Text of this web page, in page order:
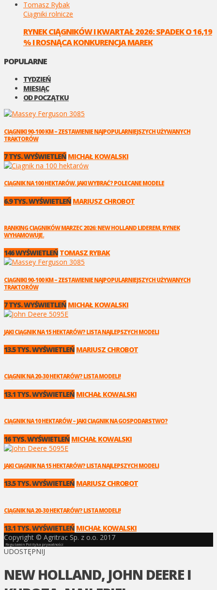
Tomasz Rybak
Ciągniki rolnicze
RYNEK CIĄGNIKÓW I KWARTAŁ 2026: SPADEK O 16,19
% I ROSNĄCA KONKURENCJA MAREK
POPULARNE
TYDZIEŃ
MIESIĄC
OD POCZĄTKU
CIĄGNIKI 90-100 KM – ZESTAWIENIE NAJPOPULARNIEJSZYCH UŻYWANYCH
TRAKTORÓW
7 TYS. WYŚWIETLEŃ MICHAŁ KOWALSKI
CIĄGNIK NA 100 HEKTARÓW. JAKI WYBRAĆ? POLECANE MODELE
6.9 TYS. WYŚWIETLEŃ MARIUSZ CHROBOT
RANKING CIĄGNIKÓW MARZEC 2026: NEW HOLLAND LIDEREM, RYNEK
WYHAMOWUJE.
146 WYŚWIETLEŃ TOMASZ RYBAK
CIĄGNIKI 90-100 KM – ZESTAWIENIE NAJPOPULARNIEJSZYCH UŻYWANYCH
TRAKTORÓW
7 TYS. WYŚWIETLEŃ MICHAŁ KOWALSKI
JAKI CIĄGNIK NA 15 HEKTARÓW? LISTA NAJLEPSZYCH MODELI
13.5 TYS. WYŚWIETLEŃ MARIUSZ CHROBOT
CIĄGNIK NA 20-30 HEKTARÓW? LISTA MODELI!
13.1 TYS. WYŚWIETLEŃ MICHAŁ KOWALSKI
CIĄGNIK NA 10 HEKTARÓW – JAKI CIĄGNIK NA GOSPODARSTWO?
16 TYS. WYŚWIETLEŃ MICHAŁ KOWALSKI
JAKI CIĄGNIK NA 15 HEKTARÓW? LISTA NAJLEPSZYCH MODELI
13.5 TYS. WYŚWIETLEŃ MARIUSZ CHROBOT
CIĄGNIK NA 20-30 HEKTARÓW? LISTA MODELI!
13.1 TYS. WYŚWIETLEŃ MICHAŁ KOWALSKI
Copyright © Agritrac Sp. z o.o. 2017
Regulamin Polityka prywatności
UDOSTĘPNIJ
NEW HOLLAND, JOHN DEERE I